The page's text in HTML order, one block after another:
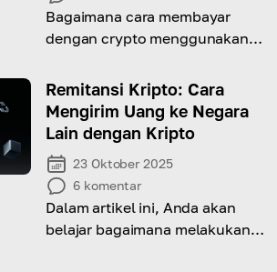
Bagaimana cara membayar
dengan crypto menggunakan
di checkout online?
Remitansi Kripto: Cara
Mengirim Uang ke Negara
Lain dengan Kripto
23 Oktober 2025
6 komentar
Dalam artikel ini, Anda akan
belajar bagaimana melakukan